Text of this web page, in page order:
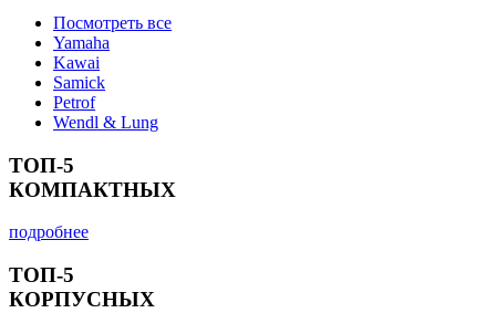
Посмотреть все
Yamaha
Kawai
Samick
Petrof
Wendl & Lung
ТОП-5
КОМПАКТНЫХ
подробнее
ТОП-5
КОРПУСНЫХ